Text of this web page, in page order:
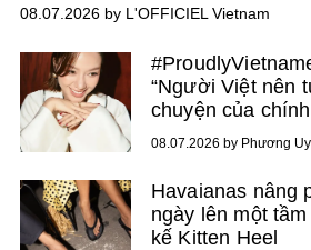
món ăn đa dạng từ Á đến Âu nhanh
nhờ cảm giác ngon miệng, thoải mái
mang đến niềm vui cho thực khách.
08.07.2026 by L'OFFICIEL Vietnam
“Người Việt nên
chuyện của
08.07.2026 by Phương
Havaianas nâng
ngày lên một
kế Kitten Heel